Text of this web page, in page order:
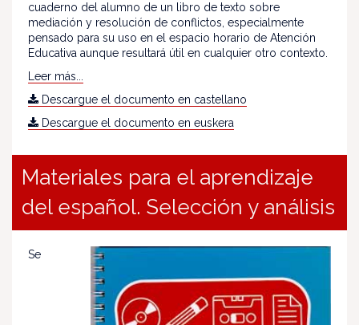
cuaderno del alumno de un libro de texto sobre
mediación y resolución de conflictos, especialmente
pensado para su uso en el espacio horario de Atención
Educativa aunque resultará útil en cualquier otro contexto.
Leer más...
Descargue el documento en castellano
Descargue el documento en euskera
Materiales para el aprendizaje
del español. Selección y análisis
Se